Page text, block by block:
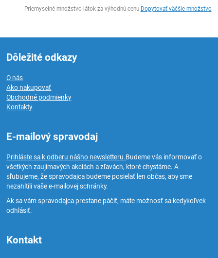
Priemyselné množstvo látok za výhodnú cenu Dopytovať väčšie množstvo
Dôležité odkazy
O nás
Ako nakupovať
Obchodné podmienky
Kontakty
E-mailový spravodaj
Prihláste sa k odberu nášho newsletteru.Budeme vás informovať o
všetkých zaujímavých akciách a zľavách, ktoré chystáme. A
sľubujeme, že spravodajca budeme posielať len občas, aby sme
nezahltili vaše e-mailovej schránky.
Ak sa vám spravodajca prestane páčiť, máte možnosť sa kedykoľvek
odhlásiť.
Kontakt